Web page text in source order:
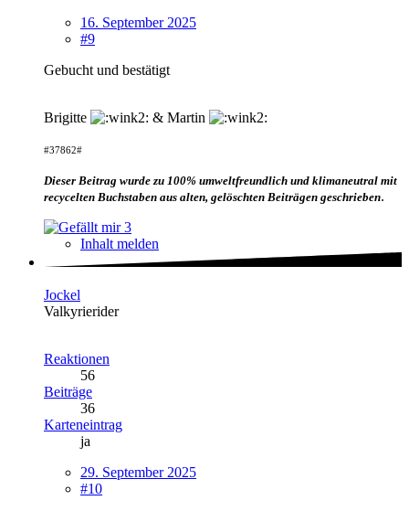
16. September 2025
#9
Gebucht und bestätigt
Brigitte & Martin
#37862#
Dieser Beitrag wurde zu 100% umweltfreundlich und klimaneutral mit
recycelten Buchstaben aus alten, gelöschten Beiträgen geschrieben.
3
Inhalt melden
Jockel
Valkyrierider
Reaktionen
56
Beiträge
36
Karteneintrag
ja
29. September 2025
#10